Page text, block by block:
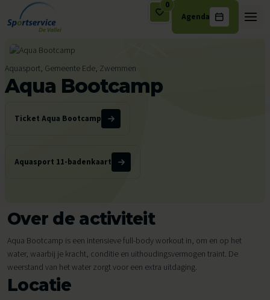
Ga naar de inhoud
0
Agenda
Aquasport, Gemeente Ede, Zwemmen
Aqua Bootcamp
Ticket Aqua Bootcamp
Aquasport 11-badenkaart
Over de activiteit
Aqua Bootcamp is een intensieve full-body workout in, om en op het
water, waarbij je kracht, conditie en uithoudingsvermogen traint. De
weerstand van het water zorgt voor een extra uitdaging.
Locatie